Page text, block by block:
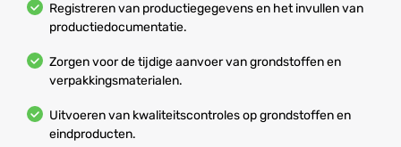
Registreren van productiegegevens en het invullen van
productiedocumentatie.
Zorgen voor de tijdige aanvoer van grondstoffen en
verpakkingsmaterialen.
Uitvoeren van kwaliteitscontroles op grondstoffen en
eindproducten.